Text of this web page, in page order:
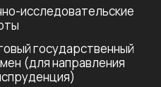
исследовательские
государственный
(для направления